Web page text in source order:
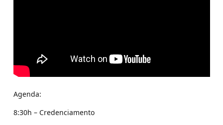
Agenda:
8:30h – Credenciamento